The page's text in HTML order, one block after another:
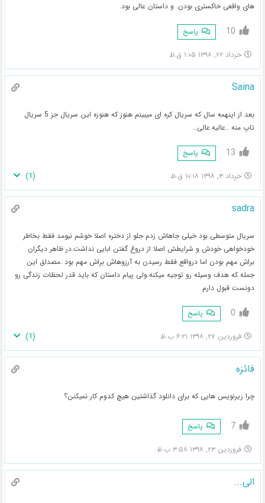
های واقعی خاکستری بودن. و داستان عالی بود.
10 پاسخ
خرداد ۲۲, ۱۳۹۸ ۱:۰۵ ق.ظ
Saina
بعد از اینهمه سال که سریال کره ای میبینم هنوز که هنوزه این سریال جز 5 سریال
تاپ منه ..عالیه.عالی…
13 پاسخ
خرداد ۳, ۱۳۹۸ ۱۰:۱۸ ق.ظ (
1
)
sadra
سریال متوسطی بود خیلی جاهاش زدم جلو از دختره اصلا خوشم نیومد فقط بخاطر
خودخواهی خودش و شرایطش اصلا از دروغ گفتن ابایی نداشت.در ظاهر دیگران
براش مهم بودن اما درواقع فقط رسیدن به آرزوهاش براش مهم بود .مصداق این
جمله که هدف وسیله رو توجیه میکنه.ولی پیام داستان که باید قدر لحظات زندگی رو
دونست قبول دارم
0 پاسخ
فروردین ۲۷, ۱۳۹۸ ۶:۲۱ ب.ظ (
1
)
فائزه
چرا زیرنویس هایی که برای دانلود گذاشتین هیچ کدوم کار نمیکنن؟
7 پاسخ
فروردین ۲۳, ۱۳۹۸ ۳:۵۸ ب.ظ
الی...